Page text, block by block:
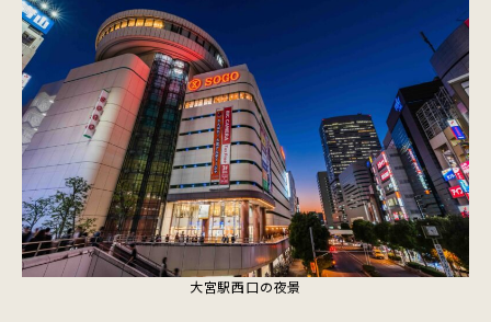
大宮駅西口の夜景